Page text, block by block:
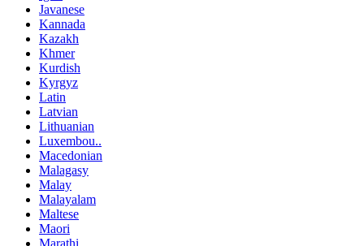
Javanese
Kannada
Kazakh
Khmer
Kurdish
Kyrgyz
Latin
Latvian
Lithuanian
Luxembou..
Macedonian
Malagasy
Malay
Malayalam
Maltese
Maori
Marathi